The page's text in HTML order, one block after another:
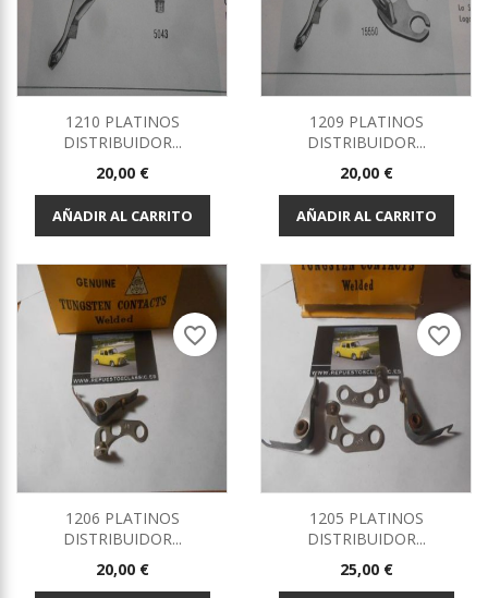
1210 PLATINOS
DISTRIBUIDOR...
Precio
20,00 €
AÑADIR AL CARRITO
1209 PLATINOS
DISTRIBUIDOR...
Precio
20,00 €
AÑADIR AL CARRITO
1206 PLATINOS
DISTRIBUIDOR...
Precio
20,00 €
favorite_border
1205 PLATINOS
DISTRIBUIDOR...
Precio
25,00 €
favorite_border